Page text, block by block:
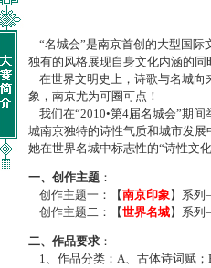
“名城会”是南京首创的大型国际
独有的风格展现自身文化内涵的
在世界文明史上，诗歌与名城向
象，南京尤为可圈可点！
我们在“2010•第4届名城会”期
城南京独特的诗性气质和城市发
她在世界名城中标志性的“诗性文
一、创作主题 ：
创作主题一：【南京印象】系
创作主题二：【世界名城】系
二、作品要求 ：
1、作品分类：A、古体诗词赋；